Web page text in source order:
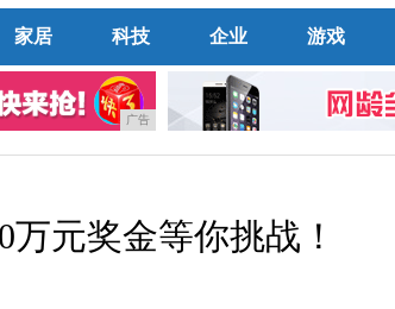
家居 科技 企业 游戏
广告
元奖金等你挑战！